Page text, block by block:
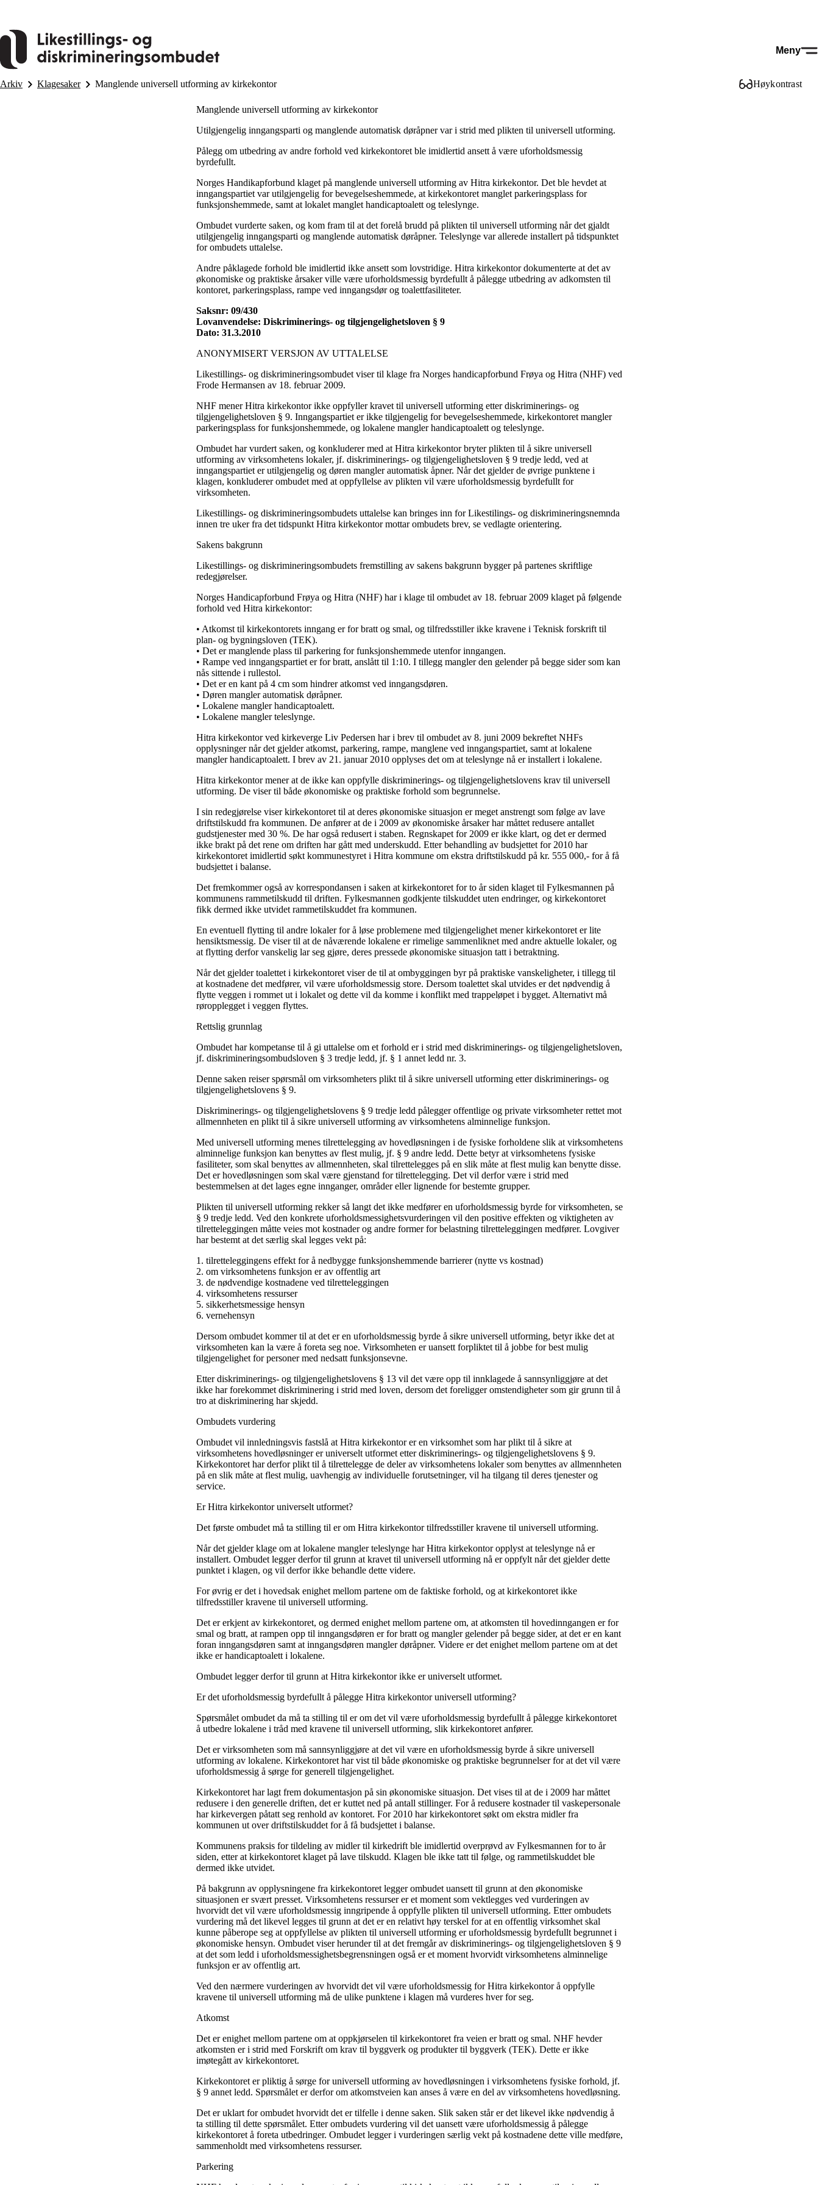
Meny
Arkiv Klagesaker Manglende universell utforming av kirkekontor Høykontrast
Manglende universell utforming av kirkekontor
Utilgjengelig inngangsparti og manglende automatisk døråpner var i strid med plikten til universell utforming.
Pålegg om utbedring av andre forhold ved kirkekontoret ble imidlertid ansett å være uforholdsmessig
byrdefullt.
Norges Handikapforbund klaget på manglende universell utforming av Hitra kirkekontor. Det ble hevdet at
inngangspartiet var utilgjengelig for bevegelseshemmede, at kirkekontoret manglet parkeringsplass for
funksjonshemmede, samt at lokalet manglet handicaptoalett og teleslynge.
Ombudet vurderte saken, og kom fram til at det forelå brudd på plikten til universell utforming når det gjaldt
utilgjengelig inngangsparti og manglende automatisk døråpner. Teleslynge var allerede installert på tidspunktet
for ombudets uttalelse.
Andre påklagede forhold ble imidlertid ikke ansett som lovstridige. Hitra kirkekontor dokumenterte at det av
økonomiske og praktiske årsaker ville være uforholdsmessig byrdefullt å pålegge utbedring av adkomsten til
kontoret, parkeringsplass, rampe ved inngangsdør og toalettfasiliteter.
Saksnr: 09/430
Lovanvendelse: Diskriminerings- og tilgjengelighetsloven § 9
Dato: 31.3.2010
ANONYMISERT VERSJON AV UTTALELSE
Likestillings- og diskrimineringsombudet viser til klage fra Norges handicapforbund Frøya og Hitra (NHF) ved
Frode Hermansen av 18. februar 2009.
NHF mener Hitra kirkekontor ikke oppfyller kravet til universell utforming etter diskriminerings- og
tilgjengelighetsloven § 9. Inngangspartiet er ikke tilgjengelig for bevegelseshemmede, kirkekontoret mangler
parkeringsplass for funksjonshemmede, og lokalene mangler handicaptoalett og teleslynge.
Ombudet har vurdert saken, og konkluderer med at Hitra kirkekontor bryter plikten til å sikre universell
utforming av virksomhetens lokaler, jf. diskriminerings- og tilgjengelighetsloven § 9 tredje ledd, ved at
inngangspartiet er utilgjengelig og døren mangler automatisk åpner. Når det gjelder de øvrige punktene i
klagen, konkluderer ombudet med at oppfyllelse av plikten vil være uforholdsmessig byrdefullt for
virksomheten.
Likestillings- og diskrimineringsombudets uttalelse kan bringes inn for Likestilings- og diskrimineringsnemnda
innen tre uker fra det tidspunkt Hitra kirkekontor mottar ombudets brev, se vedlagte orientering.
Sakens bakgrunn
Likestillings- og diskrimineringsombudets fremstilling av sakens bakgrunn bygger på partenes skriftlige
redegjørelser.
Norges Handicapforbund Frøya og Hitra (NHF) har i klage til ombudet av 18. februar 2009 klaget på følgende
forhold ved Hitra kirkekontor:
• Atkomst til kirkekontorets inngang er for bratt og smal, og tilfredsstiller ikke kravene i Teknisk forskrift til
plan- og bygningsloven (TEK).
• Det er manglende plass til parkering for funksjonshemmede utenfor inngangen.
• Rampe ved inngangspartiet er for bratt, anslått til 1:10. I tillegg mangler den gelender på begge sider som kan
nås sittende i rullestol.
• Det er en kant på 4 cm som hindrer atkomst ved inngangsdøren.
• Døren mangler automatisk døråpner.
• Lokalene mangler handicaptoalett.
• Lokalene mangler teleslynge.
Hitra kirkekontor ved kirkeverge Liv Pedersen har i brev til ombudet av 8. juni 2009 bekreftet NHFs
opplysninger når det gjelder atkomst, parkering, rampe, manglene ved inngangspartiet, samt at lokalene
mangler handicaptoalett. I brev av 21. januar 2010 opplyses det om at teleslynge nå er installert i lokalene.
Hitra kirkekontor mener at de ikke kan oppfylle diskriminerings- og tilgjengelighetslovens krav til universell
utforming. De viser til både økonomiske og praktiske forhold som begrunnelse.
I sin redegjørelse viser kirkekontoret til at deres økonomiske situasjon er meget anstrengt som følge av lave
driftstilskudd fra kommunen. De anfører at de i 2009 av økonomiske årsaker har måttet redusere antallet
gudstjenester med 30 %. De har også redusert i staben. Regnskapet for 2009 er ikke klart, og det er dermed
ikke brakt på det rene om driften har gått med underskudd. Etter behandling av budsjettet for 2010 har
kirkekontoret imidlertid søkt kommunestyret i Hitra kommune om ekstra driftstilskudd på kr. 555 000,- for å få
budsjettet i balanse.
Det fremkommer også av korrespondansen i saken at kirkekontoret for to år siden klaget til Fylkesmannen på
kommunens rammetilskudd til driften. Fylkesmannen godkjente tilskuddet uten endringer, og kirkekontoret
fikk dermed ikke utvidet rammetilskuddet fra kommunen.
En eventuell flytting til andre lokaler for å løse problemene med tilgjengelighet mener kirkekontoret er lite
hensiktsmessig. De viser til at de nåværende lokalene er rimelige sammenliknet med andre aktuelle lokaler, og
at flytting derfor vanskelig lar seg gjøre, deres pressede økonomiske situasjon tatt i betraktning.
Når det gjelder toalettet i kirkekontoret viser de til at ombyggingen byr på praktiske vanskeligheter, i tillegg til
at kostnadene det medfører, vil være uforholdsmessig store. Dersom toalettet skal utvides er det nødvendig å
flytte veggen i rommet ut i lokalet og dette vil da komme i konflikt med trappeløpet i bygget. Alternativt må
røropplegget i veggen flyttes.
Rettslig grunnlag
Ombudet har kompetanse til å gi uttalelse om et forhold er i strid med diskriminerings- og tilgjengelighetsloven,
jf. diskrimineringsombudsloven § 3 tredje ledd, jf. § 1 annet ledd nr. 3.
Denne saken reiser spørsmål om virksomheters plikt til å sikre universell utforming etter diskriminerings- og
tilgjengelighetslovens § 9.
Diskriminerings- og tilgjengelighetslovens § 9 tredje ledd pålegger offentlige og private virksomheter rettet mot
allmennheten en plikt til å sikre universell utforming av virksomhetens alminnelige funksjon.
Med universell utforming menes tilrettelegging av hovedløsningen i de fysiske forholdene slik at virksomhetens
alminnelige funksjon kan benyttes av flest mulig, jf. § 9 andre ledd. Dette betyr at virksomhetens fysiske
fasiliteter, som skal benyttes av allmennheten, skal tilrettelegges på en slik måte at flest mulig kan benytte disse.
Det er hovedløsningen som skal være gjenstand for tilrettelegging. Det vil derfor være i strid med
bestemmelsen at det lages egne innganger, områder eller lignende for bestemte grupper.
Plikten til universell utforming rekker så langt det ikke medfører en uforholdsmessig byrde for virksomheten, se
§ 9 tredje ledd. Ved den konkrete uforholdsmessighetsvurderingen vil den positive effekten og viktigheten av
tilretteleggingen måtte veies mot kostnader og andre former for belastning tilretteleggingen medfører. Lovgiver
har bestemt at det særlig skal legges vekt på:
1. tilretteleggingens effekt for å nedbygge funksjonshemmende barrierer (nytte vs kostnad)
2. om virksomhetens funksjon er av offentlig art
3. de nødvendige kostnadene ved tilretteleggingen
4. virksomhetens ressurser
5. sikkerhetsmessige hensyn
6. vernehensyn
Dersom ombudet kommer til at det er en uforholdsmessig byrde å sikre universell utforming, betyr ikke det at
virksomheten kan la være å foreta seg noe. Virksomheten er uansett forpliktet til å jobbe for best mulig
tilgjengelighet for personer med nedsatt funksjonsevne.
Etter diskriminerings- og tilgjengelighetslovens § 13 vil det være opp til innklagede å sannsynliggjøre at det
ikke har forekommet diskriminering i strid med loven, dersom det foreligger omstendigheter som gir grunn til å
tro at diskriminering har skjedd.
Ombudets vurdering
Ombudet vil innledningsvis fastslå at Hitra kirkekontor er en virksomhet som har plikt til å sikre at
virksomhetens hovedløsninger er universelt utformet etter diskriminerings- og tilgjengelighetslovens § 9.
Kirkekontoret har derfor plikt til å tilrettelegge de deler av virksomhetens lokaler som benyttes av allmennheten
på en slik måte at flest mulig, uavhengig av individuelle forutsetninger, vil ha tilgang til deres tjenester og
service.
Er Hitra kirkekontor universelt utformet?
Det første ombudet må ta stilling til er om Hitra kirkekontor tilfredsstiller kravene til universell utforming.
Når det gjelder klage om at lokalene mangler teleslynge har Hitra kirkekontor opplyst at teleslynge nå er
installert. Ombudet legger derfor til grunn at kravet til universell utforming nå er oppfylt når det gjelder dette
punktet i klagen, og vil derfor ikke behandle dette videre.
For øvrig er det i hovedsak enighet mellom partene om de faktiske forhold, og at kirkekontoret ikke
tilfredsstiller kravene til universell utforming.
Det er erkjent av kirkekontoret, og dermed enighet mellom partene om, at atkomsten til hovedinngangen er for
smal og bratt, at rampen opp til inngangsdøren er for bratt og mangler gelender på begge sider, at det er en kant
foran inngangsdøren samt at inngangsdøren mangler døråpner. Videre er det enighet mellom partene om at det
ikke er handicaptoalett i lokalene.
Ombudet legger derfor til grunn at Hitra kirkekontor ikke er universelt utformet.
Er det uforholdsmessig byrdefullt å pålegge Hitra kirkekontor universell utforming?
Spørsmålet ombudet da må ta stilling til er om det vil være uforholdsmessig byrdefullt å pålegge kirkekontoret
å utbedre lokalene i tråd med kravene til universell utforming, slik kirkekontoret anfører.
Det er virksomheten som må sannsynliggjøre at det vil være en uforholdsmessig byrde å sikre universell
utforming av lokalene. Kirkekontoret har vist til både økonomiske og praktiske begrunnelser for at det vil være
uforholdsmessig å sørge for generell tilgjengelighet.
Kirkekontoret har lagt frem dokumentasjon på sin økonomiske situasjon. Det vises til at de i 2009 har måttet
redusere i den generelle driften, det er kuttet ned på antall stillinger. For å redusere kostnader til vaskepersonale
har kirkevergen påtatt seg renhold av kontoret. For 2010 har kirkekontoret søkt om ekstra midler fra
kommunen ut over driftstilskuddet for å få budsjettet i balanse.
Kommunens praksis for tildeling av midler til kirkedrift ble imidlertid overprøvd av Fylkesmannen for to år
siden, etter at kirkekontoret klaget på lave tilskudd. Klagen ble ikke tatt til følge, og rammetilskuddet ble
dermed ikke utvidet.
På bakgrunn av opplysningene fra kirkekontoret legger ombudet uansett til grunn at den økonomiske
situasjonen er svært presset. Virksomhetens ressurser er et moment som vektlegges ved vurderingen av
hvorvidt det vil være uforholdsmessig inngripende å oppfylle plikten til universell utforming. Etter ombudets
vurdering må det likevel legges til grunn at det er en relativt høy terskel for at en offentlig virksomhet skal
kunne påberope seg at oppfyllelse av plikten til universell utforming er uforholdsmessig byrdefullt begrunnet i
økonomiske hensyn. Ombudet viser herunder til at det fremgår av diskriminerings- og tilgjengelighetsloven § 9
at det som ledd i uforholdsmessighetsbegrensningen også er et moment hvorvidt virksomhetens alminnelige
funksjon er av offentlig art.
Ved den nærmere vurderingen av hvorvidt det vil være uforholdsmessig for Hitra kirkekontor å oppfylle
kravene til universell utforming må de ulike punktene i klagen må vurderes hver for seg.
Atkomst
Det er enighet mellom partene om at oppkjørselen til kirkekontoret fra veien er bratt og smal. NHF hevder
atkomsten er i strid med Forskrift om krav til byggverk og produkter til byggverk (TEK). Dette er ikke
imøtegått av kirkekontoret.
Kirkekontoret er pliktig å sørge for universell utforming av hovedløsningen i virksomhetens fysiske forhold, jf.
§ 9 annet ledd. Spørsmålet er derfor om atkomstveien kan anses å være en del av virksomhetens hovedløsning.
Det er uklart for ombudet hvorvidt det er tilfelle i denne saken. Slik saken står er det likevel ikke nødvendig å
ta stilling til dette spørsmålet. Etter ombudets vurdering vil det uansett være uforholdsmessig å pålegge
kirkekontoret å foreta utbedringer. Ombudet legger i vurderingen særlig vekt på kostnadene dette ville medføre,
sammenholdt med virksomhetens ressurser.
Parkering